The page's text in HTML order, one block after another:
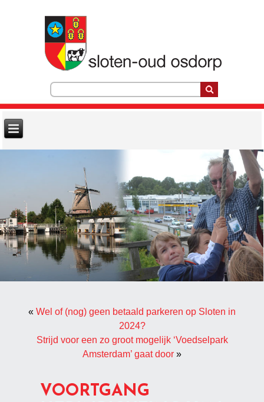
« Wel of (nog) geen betaald parkeren op Sloten in
2024?
Strijd voor een zo groot mogelijk ‘Voedselpark
Amsterdam’ gaat door »
VOORTGANG